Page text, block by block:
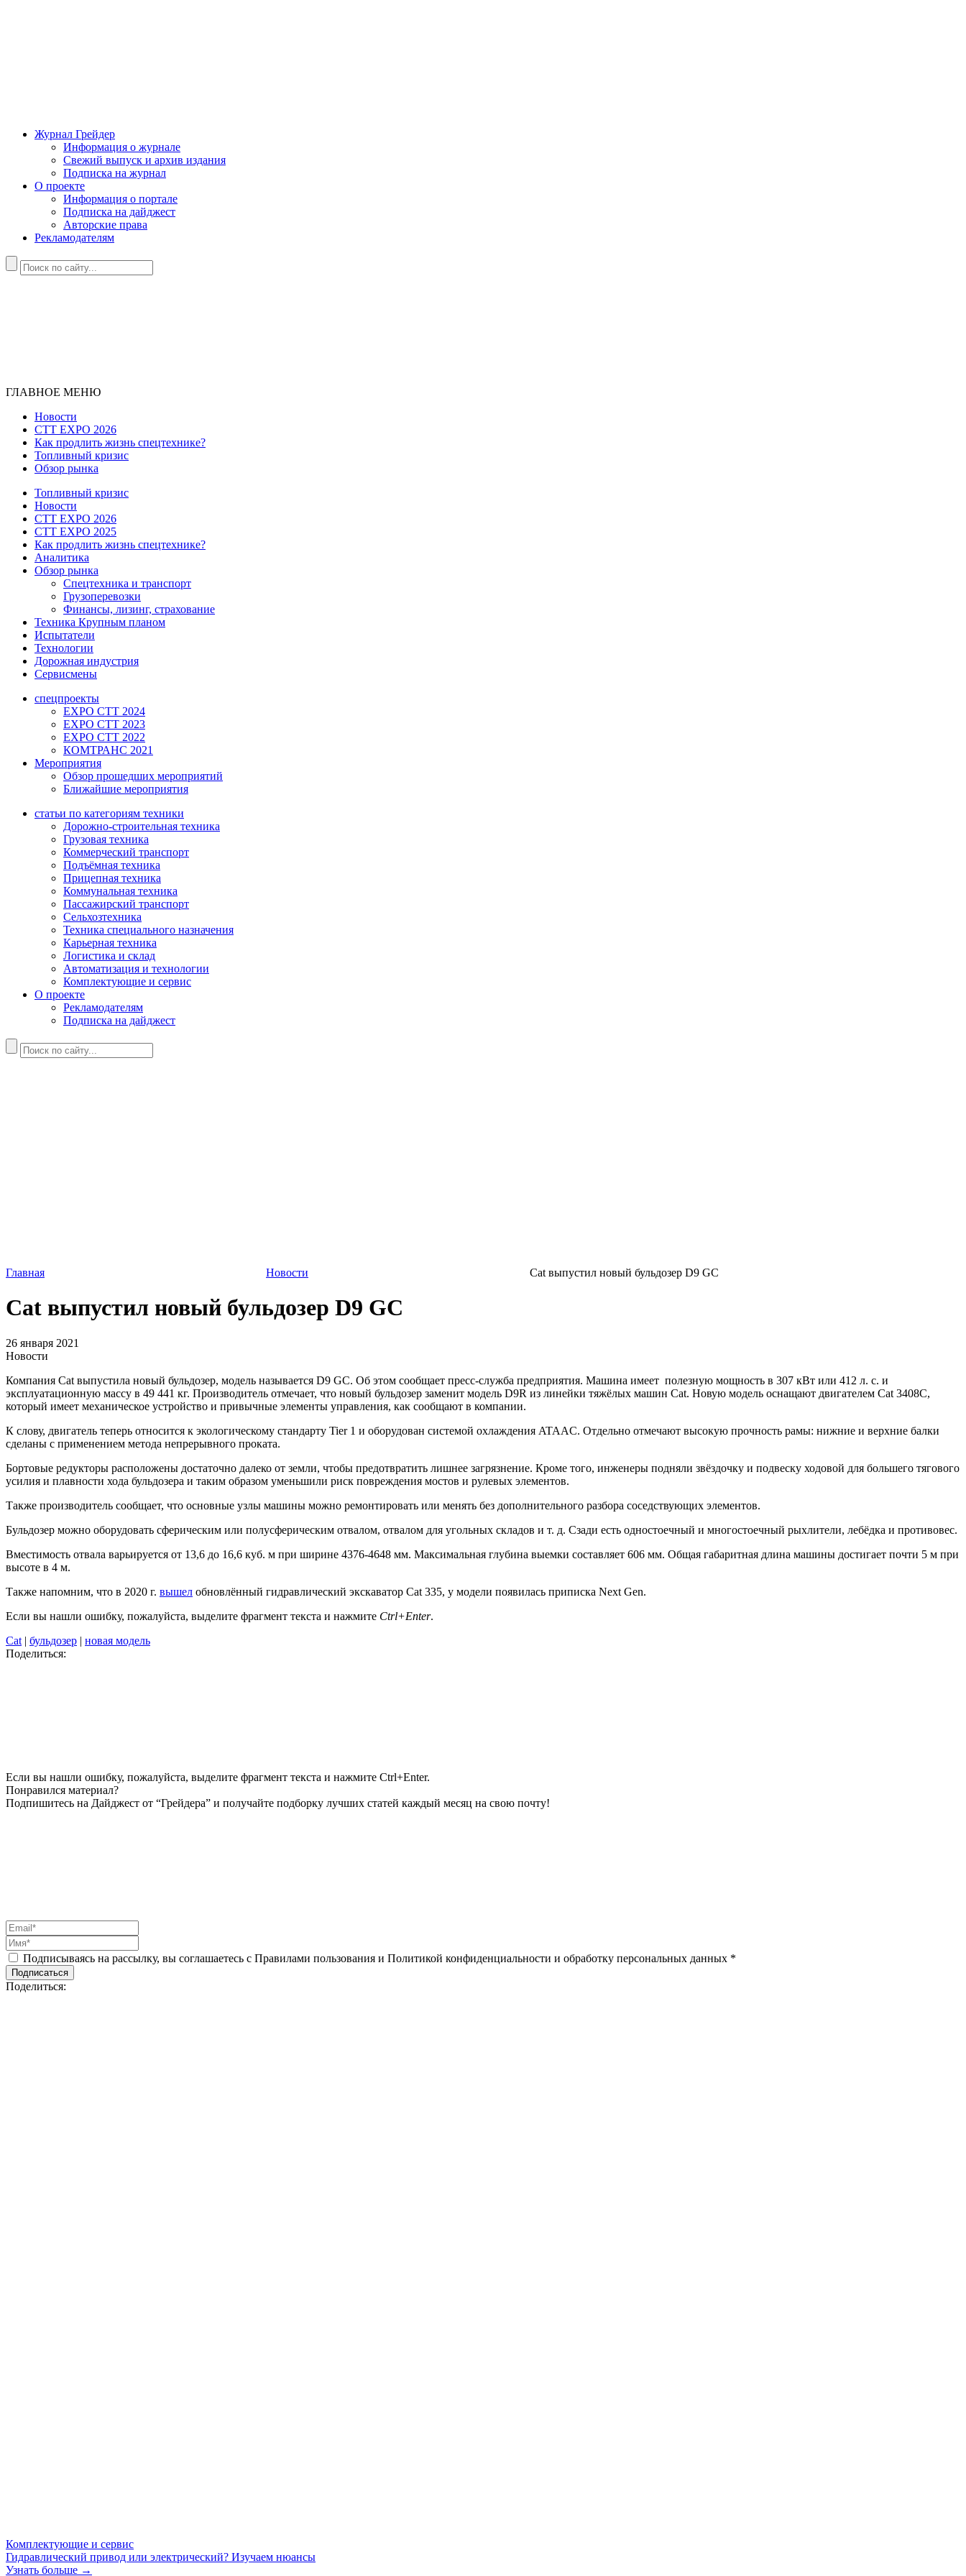
Журнал Грейдер
Информация о журнале
Свежий выпуск и архив издания
Подписка на журнал
О проекте
Информация о портале
Подписка на дайджест
Авторские права
Рекламодателям
ГЛАВНОЕ МЕНЮ
Новости
CTT EXPO 2026
Как продлить жизнь спецтехнике?
Топливный кризис
Обзор рынка
Топливный кризис
Новости
CTT EXPO 2026
CTT EXPO 2025
Как продлить жизнь спецтехнике?
Аналитика
Обзор рынка
Спецтехника и транспорт
Грузоперевозки
Финансы, лизинг, страхование
Техника Крупным планом
Испытатели
Технологии
Дорожная индустрия
Сервисмены
спецпроекты
EXPO CTT 2024
EXPO CTT 2023
EXPO CTT 2022
КОМТРАНС 2021
Мероприятия
Обзор прошедших мероприятий
Ближайшие мероприятия
статьи по категориям техники
Дорожно-строительная техника
Грузовая техника
Коммерческий транспорт
Подъёмная техника
Прицепная техника
Коммунальная техника
Пассажирский транспорт
Сельхозтехника
Техника специального назначения
Карьерная техника
Логистика и склад
Автоматизация и технологии
Комплектующие и сервис
О проекте
Рекламодателям
Подписка на дайджест
Главная Новости Cat выпустил новый бульдозер D9 GC
Cat выпустил новый бульдозер D9 GC
26 января 2021
Новости
Компания Cat выпустила новый бульдозер, модель называется D9 GC. Об этом сообщает пресс-служба предприятия. Машина имеет полезную мощность в 307 кВт или 412 л. с. и
эксплуатационную массу в 49 441 кг. Производитель отмечает, что новый бульдозер заменит модель D9R из линейки тяжёлых машин Cat. Новую модель оснащают двигателем Cat 3408C,
который имеет механическое устройство и привычные элементы управления, как сообщают в компании.
К слову, двигатель теперь относится к экологическому стандарту Tier 1 и оборудован системой охлаждения ATAAC. Отдельно отмечают высокую прочность рамы: нижние и верхние балки
сделаны с применением метода непрерывного проката.
Бортовые редукторы расположены достаточно далеко от земли, чтобы предотвратить лишнее загрязнение. Кроме того, инженеры подняли звёздочку и подвеску ходовой для большего тягового
усилия и плавности хода бульдозера и таким образом уменьшили риск повреждения мостов и рулевых элементов.
Также производитель сообщает, что основные узлы машины можно ремонтировать или менять без дополнительного разбора соседствующих элементов.
Бульдозер можно оборудовать сферическим или полусферическим отвалом, отвалом для угольных складов и т. д. Сзади есть одностоечный и многостоечный рыхлители, лебёдка и противовес.
Вместимость отвала варьируется от 13,6 до 16,6 куб. м при ширине 4376-4648 мм. Максимальная глубина выемки составляет 606 мм. Общая габаритная длина машины достигает почти 5 м при
высоте в 4 м.
Также напомним, что в 2020 г. вышел обновлённый гидравлический экскаватор Cat 335, у модели появилась приписка Next Gen.
Если вы нашли ошибку, пожалуйста, выделите фрагмент текста и нажмите Ctrl+Enter.
Cat | бульдозер | новая модель
Поделиться:
Если вы нашли ошибку, пожалуйста, выделите фрагмент текста и нажмите Ctrl+Enter.
Понравился материал?
Подпишитесь на Дайджест от “Грейдера” и получайте подборку лучших статей каждый месяц на свою почту!
Подписываясь на рассылку, вы соглашаетесь с Правилами пользования и Политикой конфиденциальности и обработку персональных данных *
Подписаться
Поделиться:
Комплектующие и сервис
Гидравлический привод или электрический? Изучаем нюансы
Узнать больше →